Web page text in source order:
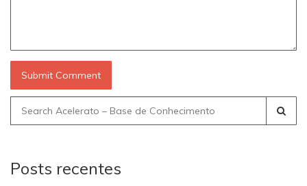
Search
for:
Posts recentes